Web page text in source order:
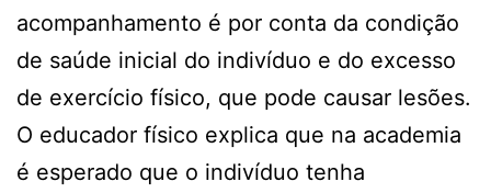
acompanhamento é por conta da condição
de saúde inicial do indivíduo e do excesso
de exercício físico, que pode causar lesões.
O educador físico explica que na academia
é esperado que o indivíduo tenha